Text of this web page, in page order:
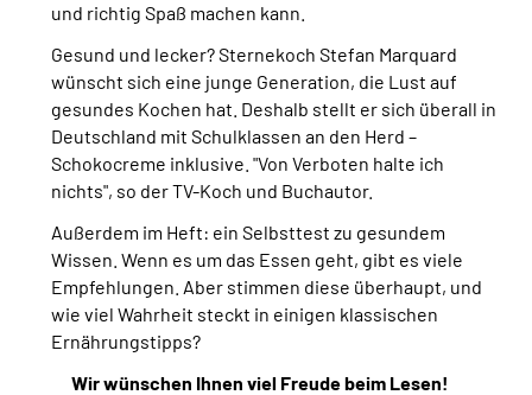
Mein Kundenportal
und richtig Spaß machen kann.
Gesund und lecker? Sternekoch Stefan Marquard
wünscht sich eine junge Generation, die Lust auf
gesundes Kochen hat. Deshalb stellt er sich überall in
Deutschland mit Schulklassen an den Herd –
Schokocreme inklusive. "Von Verboten halte ich
nichts", so der TV-Koch und Buchautor.
Außerdem im Heft: ein Selbsttest zu gesundem
Wissen. Wenn es um das Essen geht, gibt es viele
Empfehlungen. Aber stimmen diese überhaupt, und
wie viel Wahrheit steckt in einigen klassischen
Ernährungstipps?
Wir wünschen Ihnen viel Freude beim Lesen!